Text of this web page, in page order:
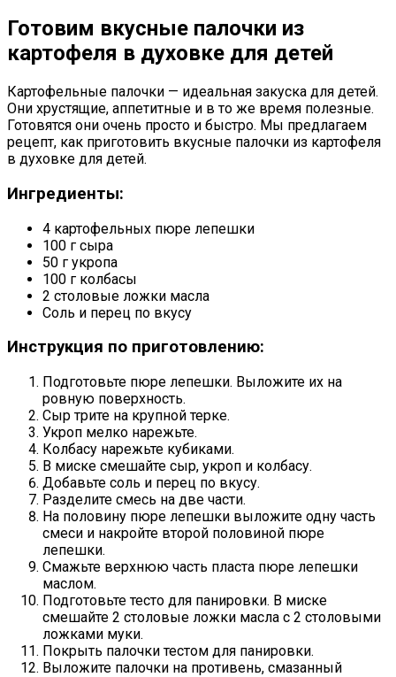
Готовим вкусные палочки из
картофеля в духовке для детей
Картофельные палочки — идеальная закуска для детей.
Они хрустящие, аппетитные и в то же время полезные.
Готовятся они очень просто и быстро. Мы предлагаем
рецепт, как приготовить вкусные палочки из картофеля
в духовке для детей.
Ингредиенты:
4 картофельных пюре лепешки
100 г сыра
50 г укропа
100 г колбасы
2 столовые ложки масла
Соль и перец по вкусу
Инструкция по приготовлению:
Подготовьте пюре лепешки. Выложите их на
ровную поверхность.
Сыр трите на крупной терке.
Укроп мелко нарежьте.
Колбасу нарежьте кубиками.
В миске смешайте сыр, укроп и колбасу.
Добавьте соль и перец по вкусу.
Разделите смесь на две части.
На половину пюре лепешки выложите одну часть
смеси и накройте второй половиной пюре
лепешки.
Смажьте верхнюю часть пласта пюре лепешки
маслом.
Подготовьте тесто для панировки. В миске
смешайте 2 столовые ложки масла с 2 столовыми
ложками муки.
Покрыть палочки тестом для панировки.
Выложите палочки на противень, смазанный